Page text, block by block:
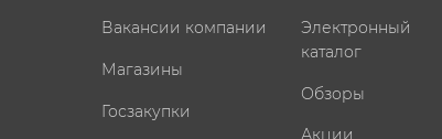
Вакансии компании
Магазины
Госзакупки
Электронный
каталог
Обзоры
Акции